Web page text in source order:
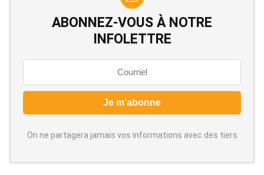
ABONNEZ-VOUS À NOTRE
INFOLETTRE
On ne partagera jamais vos informations avec des tiers